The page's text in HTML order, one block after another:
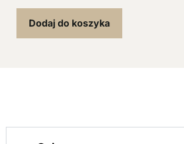
ciężkie
odparzenia
Dodaj do koszyka